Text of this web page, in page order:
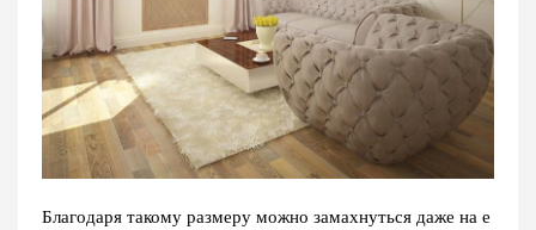
Благодаря такому размеру можно замахнуться даже на е